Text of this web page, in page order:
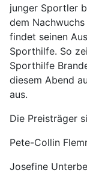
junger Sportler
dem
findet seinen
Sporthilfe. So
Sporthilfe
diesem Abend
aus.
Die Preisträger
Pete-Collin
Josefine